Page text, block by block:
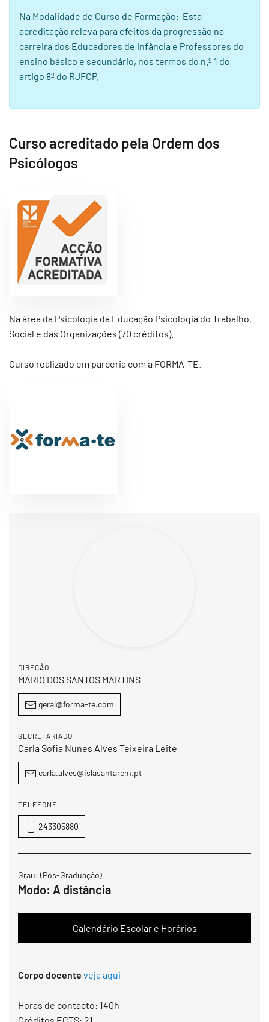
DIREÇÃO
MÁRIO DOS SANTOS MARTINS
geral@forma-te.com
SECRETARIADO
Carla Sofia Nunes Alves Teixeira Leite
carla.alves@islasantarem.pt
TELEFONE
243305880
Grau: (Pós-Graduação)
Modo: A distância
Calendário Escolar e Horários
Corpo docente veja aqui
Horas de contacto: 140h
Na Modalidade de Curso de Formação: Esta
acreditação releva para efeitos da progressão na
carreira dos Educadores de Infância e Professores do
ensino básico e secundário, nos termos do n.º 1 do
artigo 8º do RJFCP.
Curso acreditado pela Ordem dos
Psicólogos
Na área da Psicologia da Educação Psicologia do Trabalho,
Social e das Organizações (70 créditos).
Curso realizado em parceria com a FORMA-TE.